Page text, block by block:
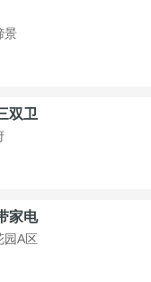
景
双卫
家电
园A区